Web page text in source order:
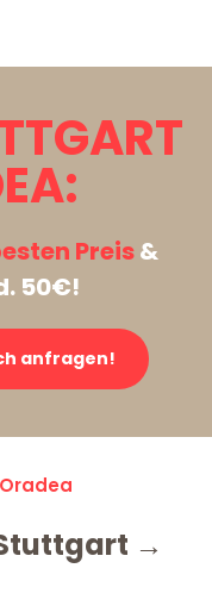
Preis&
50€!
anfragen!
→